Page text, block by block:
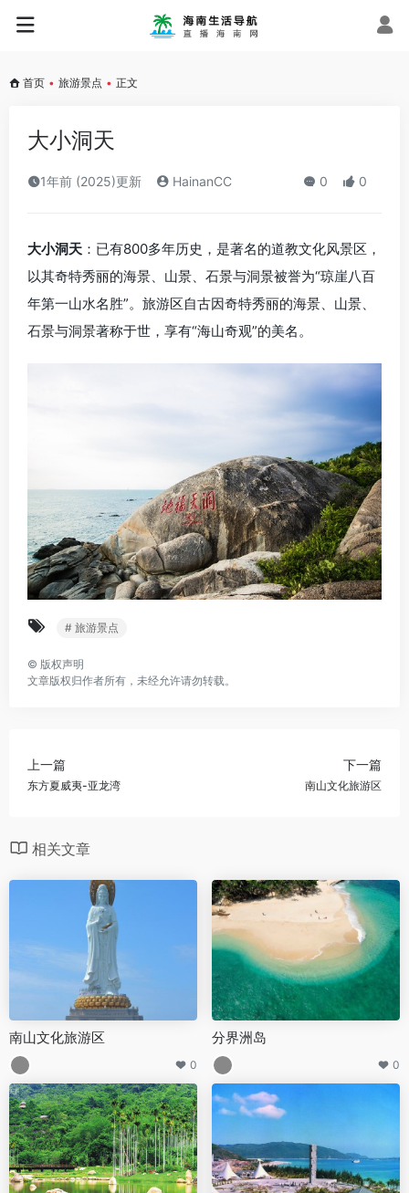
首页 • 旅游景点 • 正文
大小洞天
1年前 (2025)更新 HainanCC 0 0
大小洞天 ：已有800多年历史，是著名的道教文化风景区，
以其奇特秀丽的海景、山景、石景与洞景被誉为“琼崖八百
年第一山水名胜”。旅游区自古因奇特秀丽的海景、山景、
石景与洞景著称于世，享有“海山奇观”的美名。
# 旅游景点
© 版权声明
文章版权归作者所有，未经允许请勿转载。
上一篇
东方夏威夷-亚龙湾
下一篇
南山文化旅游区
相关文章
南山文化旅游区
0
分界洲岛
0